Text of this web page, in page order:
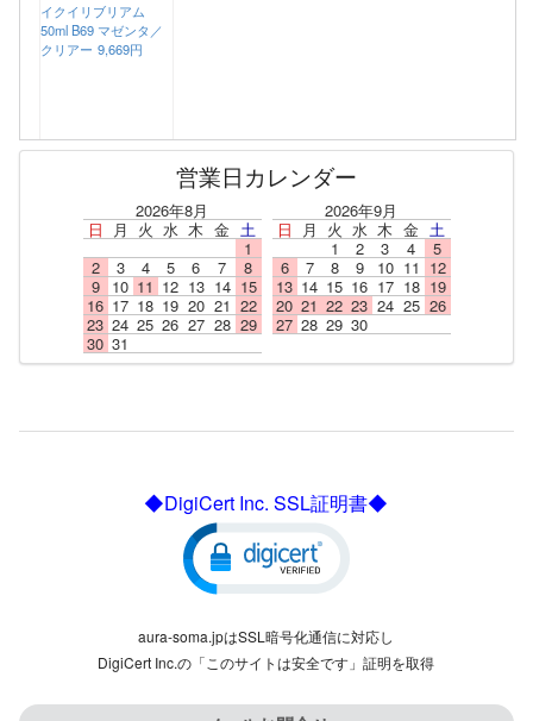
イクイリブリアム
50ml B69 マゼンタ／
クリアー 9,669円
営業日カレンダー
2026年8月
日
月 火 水 木 金 土
1
2
3 4 5 6 7
8
9
10 11 12 13 14 15
16 17 18 19 20 21 22
23 24 25 26 27 28 29
30 31
2026年9月
日
月 火 水 木 金 土
1
2 3 4
5
6
7 8 9 10 11 12
13 14 15 16 17 18 19
20 21 22 23 24 25 26
27 28 29 30
◆DigiCert Inc. SSL証明書◆
aura-soma.jpはSSL暗号化通信に対応し
DigiCert Inc.の「このサイトは安全です」証明を取得